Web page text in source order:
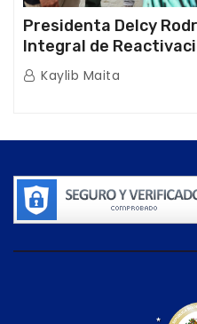
Presidenta Delcy
Integral de
Guaira
Kaylib Maita